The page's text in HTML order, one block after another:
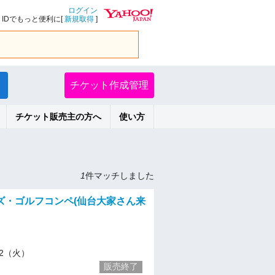
ログイン
IDでもっと便利に[新規取得 ]
チケット作成管理
チケット販売主の方へ 使い方
1件マッチしました
・ゴルフコンペ(仙台大家さん来
火）
販売終了